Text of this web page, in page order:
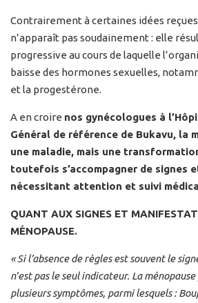
Contrairement à certaines idées
n’apparaît pas soudainement : elle
progressive au cours de laquelle
baisse des hormones sexuelles,
et la progestérone.
A en croire nos gynécologues à
Général de référence de Bukavu, la
une maladie, mais une
toutefois s’accompagner de signes
nécessitant attention et suivi
QUANT AUX SIGNES ET
MÉNOPAUSE.
« Si l’absence de règles est souvent le
n’est pas le seul indicateur. La
plusieurs symptômes, parmi lesquels :